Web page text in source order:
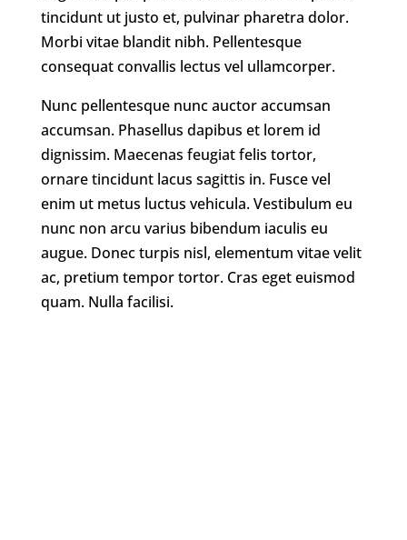
tincidunt ut justo et, pulvinar pharetra dolor.
Morbi vitae blandit nibh. Pellentesque
consequat convallis lectus vel ullamcorper.
Nunc pellentesque nunc auctor accumsan
accumsan. Phasellus dapibus et lorem id
dignissim. Maecenas feugiat felis tortor,
ornare tincidunt lacus sagittis in. Fusce vel
enim ut metus luctus vehicula. Vestibulum eu
nunc non arcu varius bibendum iaculis eu
augue. Donec turpis nisl, elementum vitae velit
ac, pretium tempor tortor. Cras eget euismod
quam. Nulla facilisi.